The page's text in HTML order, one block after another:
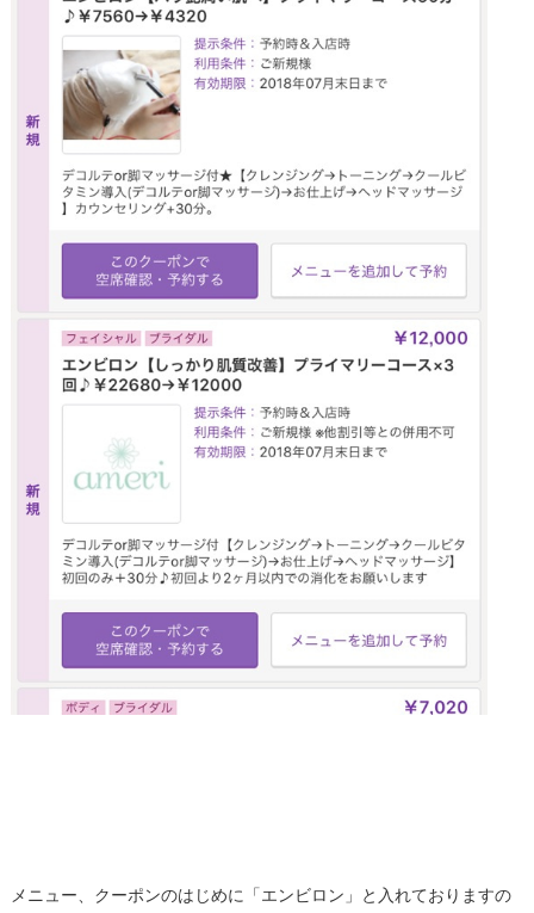
メニュー、クーポンのはじめに「エンビロン」と入れておりますの